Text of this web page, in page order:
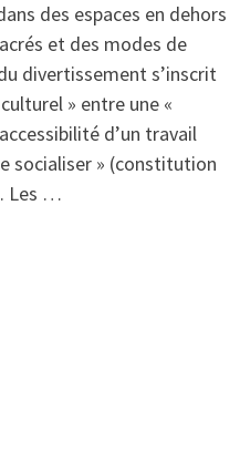
des espaces en dehors
et des modes de
divertissement s’inscrit
» entre une «
d’un travail
socialiser » (constitution
Les …